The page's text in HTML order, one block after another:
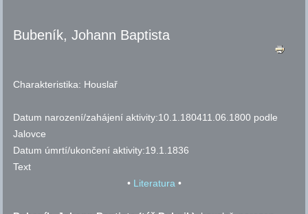
Bubeník, Johann Baptista
Charakteristika: Houslař
Datum narození/zahájení aktivity:10.1.180411.06.1800 podle
Jalovce
Datum úmrtí/ukončení aktivity:19.1.1836
Text
• Literatura•